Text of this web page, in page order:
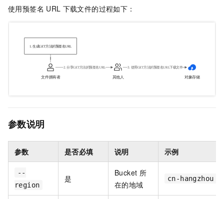
使用预签名 URL 下载文件的过程如下：
参数说明
参数 是否必填 说明 示例
--
region
是
Bucket 所
在的地域
cn-hangzhou